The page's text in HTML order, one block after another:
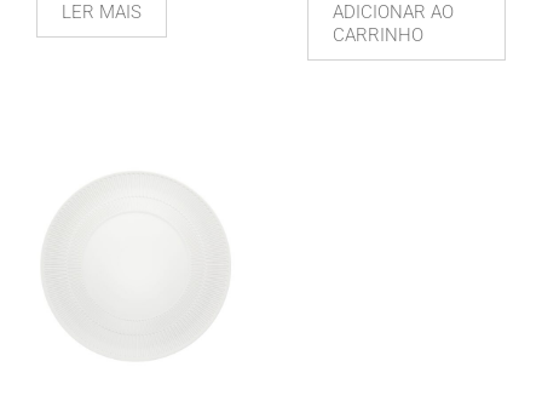
LER MAIS
ADICIONAR AO
CARRINHO